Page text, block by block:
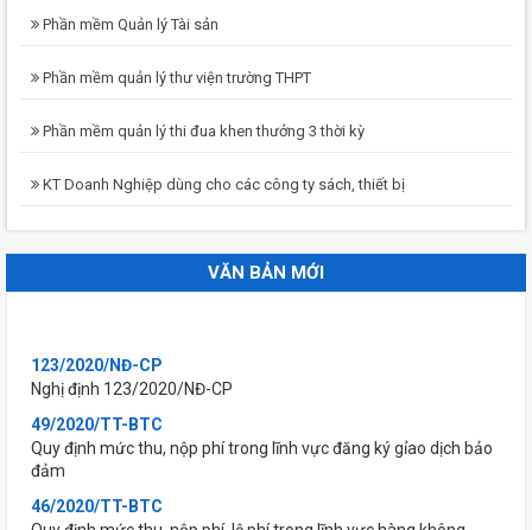
Phần mềm Quản lý Tài sản
Phần mềm quản lý thư viện trường THPT
Phần mềm quản lý thi đua khen thưởng 3 thời kỳ
KT Doanh Nghiệp dùng cho các công ty sách, thiết bị
VĂN BẢN MỚI
Nghị định 123/2020/NĐ-CP
Quy định mức thu, nộp phí trong lĩnh vực đăng ký gỉao dịch bảo
đảm
Quy định mức thu, nộp phí, lệ phí trong lĩnh vực hàng không